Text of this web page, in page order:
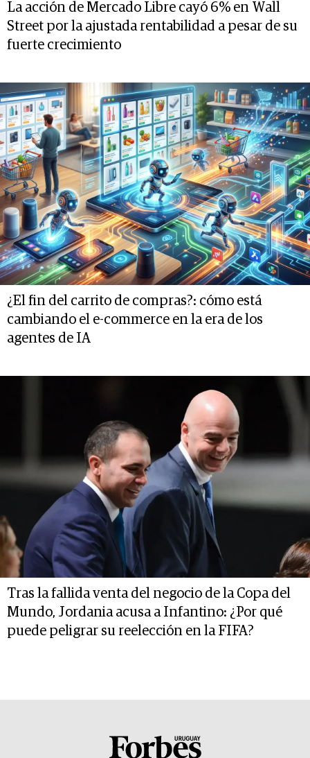
La acción de Mercado Libre cayó 6% en Wall
Street por la ajustada rentabilidad a pesar de su
fuerte crecimiento
¿El fin del carrito de compras?: cómo está
cambiando el e-commerce en la era de los
agentes de IA
Tras la fallida venta del negocio de la Copa del
Mundo, Jordania acusa a Infantino: ¿Por qué
puede peligrar su reelección en la FIFA?